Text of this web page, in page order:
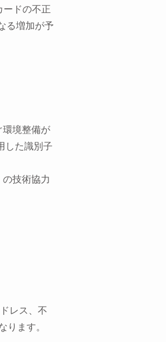
ドの不正
る増加が予
環境整備が
した識別子
技術協力
レス、不
ります。